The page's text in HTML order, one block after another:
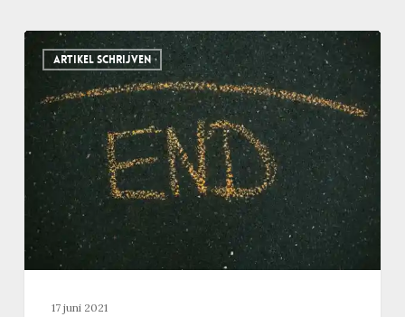
ARTIKEL SCHRIJVEN
Einde
schrijven
je
artikel?
Gebruik
deze
methode
17 juni 2021